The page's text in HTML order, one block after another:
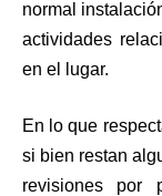
normal
actividades
en el lugar.
En lo que
si bien restan
revisiones por